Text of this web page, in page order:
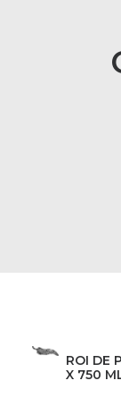
ROI DE
X 750